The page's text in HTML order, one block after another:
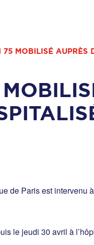
75 MOBILISÉ AUPRÈS
de Paris est intervenu
le jeudi 30 avril à